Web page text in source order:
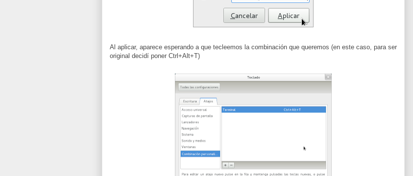
Al aplicar, aparece esperando a que tecleemos la combinación que queremos (en este caso, para ser
original decidí poner Ctrl+Alt+T)